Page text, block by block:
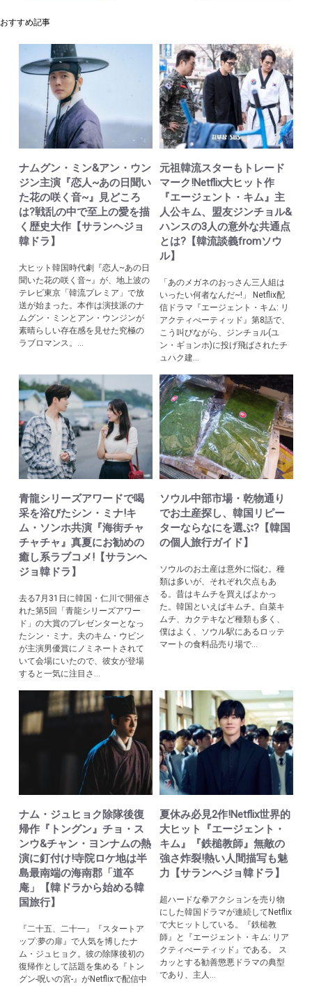
おすすめ記事
ナムグン・ミン&アン・ウン
ジン主演『恋人~あの日聞い
た花の咲く音~』見どころ
は?戦乱の中で至上の愛を描
く歴史大作【サランヘジョ
韓ドラ】
大ヒット韓国時代劇『恋人~あの日
聞いた花の咲く音~』が、地上波の
テレビ東京「韓流プレミア」で放
送が始まった。本作は演技派のナ
ムグン・ミンとアン・ウンジンが
素晴らしい存在感を見せた究極の
ラブロマンス。...
元祖韓流スターもトレード
マーク!Netflix大ヒット作
『エージェント・キム』主
人公キム、盟友ジンチョル&
ハンスの3人の意外な共通点
とは?【韓流談義fromソウ
ル】
「あのメガネのおっさん三人組は
いったい何者なんだ~!」 Netflix配
信ドラマ『エージェント・キム: リ
アクティべーティッド』第8話で、
こう叫びながら、ジンチョル(ユ
ン・ギョンホ)に投げ飛ばされたチ
ュハク建...
青龍シリーズアワードで喝
采を浴びたシン・ミナ!キ
ム・ソンホ共演『海街チャ
チャチャ』真夏にお勧めの
癒し系ラブコメ!【サランヘ
ジョ韓ドラ】
去る7月31日に韓国・仁川で開催さ
れた第5回「青龍シリーズアワー
ド」の大賞のプレゼンターとなっ
たシン・ミナ。夫のキム・ウビン
が主演男優賞にノミネートされて
いて会場にいたので、彼女が登場
すると一気に注目さ...
ソウル中部市場・乾物通り
でお土産探し、韓国リピー
ターならなにを選ぶ?【韓国
の個人旅行ガイド】
ソウルのお土産は意外に悩む。種
類は多いが、それぞれ欠点もあ
る。昔はキムチを買えばよかっ
た。韓国といえばキムチ。白菜キ
ムチ、カクテキなど種類も多く、
僕はよく、ソウル駅にあるロッテ
マートの食料品売り場で...
ナム・ジュヒョク除隊後復
帰作『トングン』チョ・ス
ンウ&チャン・ヨンナムの熱
演に釘付け!寺院ロケ地は半
島最南端の海南郡「道卒
庵」【韓ドラから始める韓
国旅行】
『二十五、二十一』『スタートア
ップ:夢の扉』で人気を博したナ
ム・ジュヒョク。彼の除隊後初の
復帰作として話題を集める『トン
グン-呪いの宮-』がNetflixで配信中
夏休み必見2作!Netflix世界的
大ヒット『エージェント・
キム』『鉄槌教師』無敵の
強さ炸裂!熱い人間描写も魅
力【サランヘジョ韓ドラ】
超ハードな拳アクションを売り物
にした韓国ドラマが連続してNetflix
で大ヒットしている。『鉄槌教
師』と『エージェント・キム: リア
クティべーティッド』である。 ス
カッとする勧善懲悪ドラマの典型
であり、主人...